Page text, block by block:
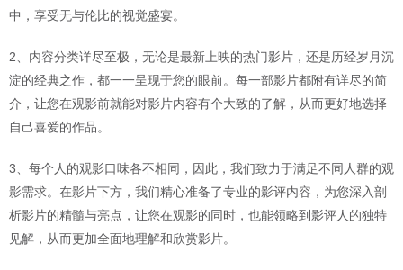
中，享受无与伦比的视觉盛宴。
2、内容分类详尽至极，无论是最新上映的热门影片，还是历经岁月沉
淀的经典之作，都一一呈现于您的眼前。每一部影片都附有详尽的简
介，让您在观影前就能对影片内容有个大致的了解，从而更好地选择
自己喜爱的作品。
3、每个人的观影口味各不相同，因此，我们致力于满足不同人群的观
影需求。在影片下方，我们精心准备了专业的影评内容，为您深入剖
析影片的精髓与亮点，让您在观影的同时，也能领略到影评人的独特
见解，从而更加全面地理解和欣赏影片。